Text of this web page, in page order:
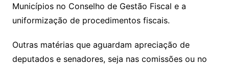
Municípios no Conselho de Gestão Fiscal e a
uniformização de procedimentos fiscais.
Outras matérias que aguardam apreciação de
deputados e senadores, seja nas comissões ou no